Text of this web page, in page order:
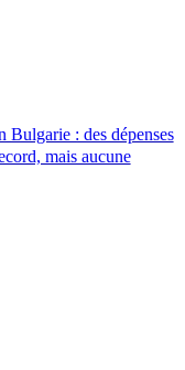
Bulgarie : des dépenses
mais aucune